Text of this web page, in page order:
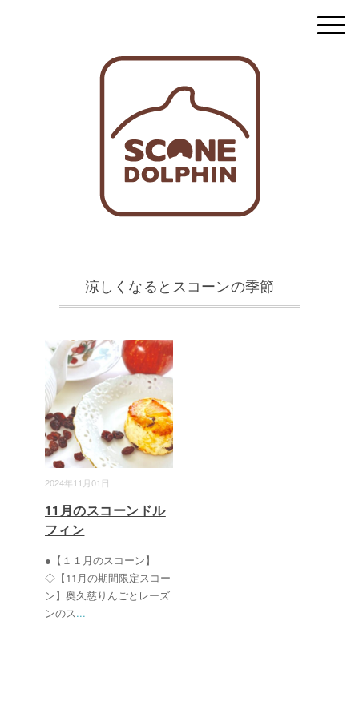
涼しくなるとスコーンの季節
2024年11月01日
11月のスコーンドル
フィン
●【１１月のスコーン】
◇【11月の期間限定スコー
ン】奥久慈りんごとレーズ
ンのス...